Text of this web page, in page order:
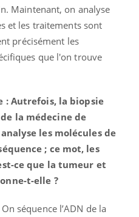
Maintenant, on analyse
et les traitements sont
précisément les
que l'on trouve
: Autrefois, la biopsie
la médecine de
les molécules de
; ce mot, les
ce que la tumeur et
t-elle ?
On séquence l’ADN de la